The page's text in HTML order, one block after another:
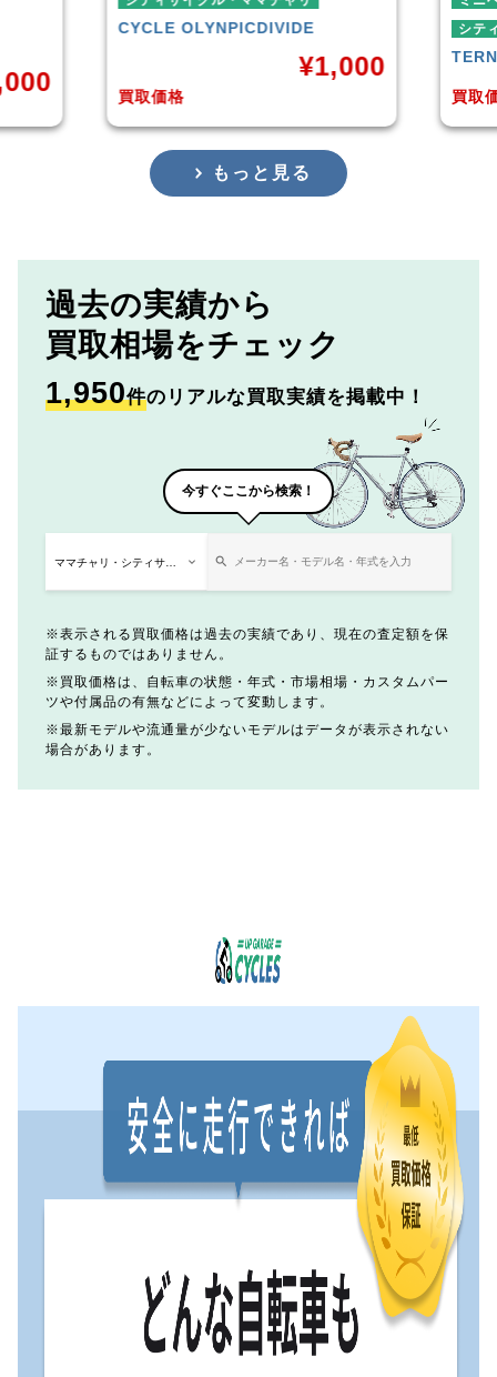
CYCLE OLYNPICDIVIDE
買取価格
1,000
シティサイク
買取価格
もっと見る
過去の実績から
買取相場をチェック
1,950件のリアルな買取実績を掲載中！
今すぐここから検索！
表示される買取価格は過去の実績であり、現在の査定額を保
証するものではありません。
買取価格は、自転車の状態・年式・市場相場・カスタムパー
ツや付属品の有無などによって変動します。
最新モデルや流通量が少ないモデルはデータが表示されない
場合があります。